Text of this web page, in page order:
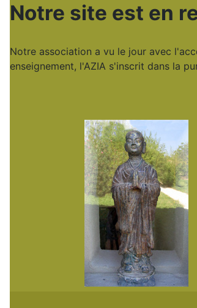
Notre site est en
Notre association a vu le jour avec
enseignement, l'AZIA s'inscrit dans la